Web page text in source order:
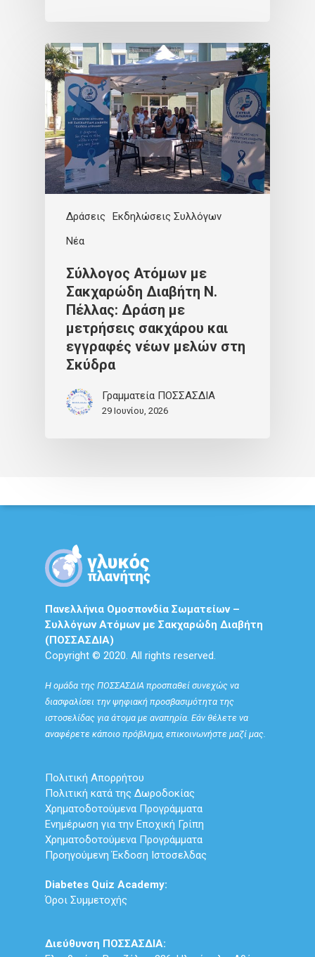
Δράσεις
Εκδηλώσεις Συλλόγων
Νέα
Σύλλογος Ατόμων με
Σακχαρώδη Διαβήτη Ν.
Πέλλας: Δράση με
μετρήσεις σακχάρου και
εγγραφές νέων μελών στη
Σκύδρα
Γραμματεία ΠΟΣΣΑΣΔΙΑ
29 Ιουνίου, 2026
Πανελλήνια Ομοσπονδία Σωματείων –
Συλλόγων Ατόμων με Σακχαρώδη Διαβήτη
(ΠΟΣΣΑΣΔΙΑ)
Copyright © 2020. All rights reserved.
Η ομάδα της ΠΟΣΣΑΣΔΙΑ προσπαθεί συνεχώς να
διασφαλίσει την ψηφιακή προσβασιμότητα της
ιστοσελίδας για άτομα με αναπηρία. Εάν θέλετε να
αναφέρετε κάποιο πρόβλημα, επικοινωνήστε μαζί μας.
Πολιτική Απορρήτου
Πολιτική κατά της Δωροδοκίας
Χρηματοδοτούμενα Προγράμματα
Ενημέρωση για την Εποχική Γρίπη
Χρηματοδοτούμενα Προγράμματα
Προηγούμενη Έκδοση Ιστοσελδας
Diabetes Quiz Academy:
Όροι Συμμετοχής
Διεύθυνση ΠΟΣΣΑΣΔΙΑ: